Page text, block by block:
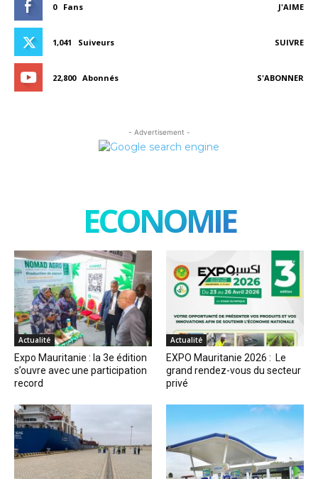
0 Fans J'AIME
1,041 Suiveurs SUIVRE
22,800 Abonnés S'ABONNER
- Advertisement -
ECONOMIE
Actualité
Expo Mauritanie : la 3e édition
s’ouvre avec une participation
record
Actualité
EXPO Mauritanie 2026 : Le
grand rendez-vous du secteur
privé